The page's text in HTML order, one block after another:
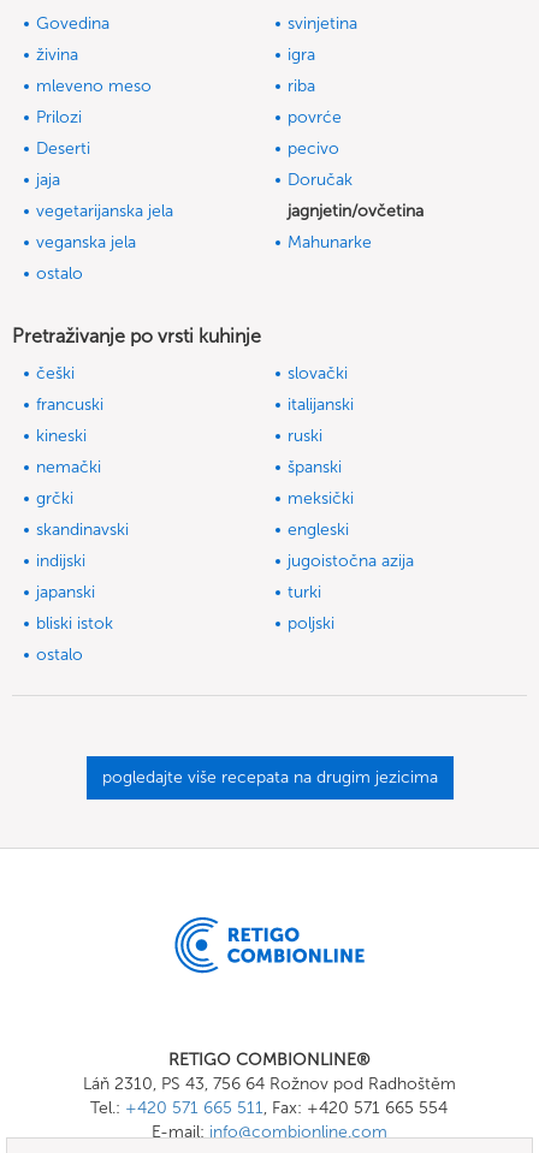
Govedina
svinjetina
živina
igra
mleveno meso
riba
Prilozi
povrće
Deserti
pecivo
jaja
Doručak
vegetarijanska jela
jagnjetin/ovčetina
veganska jela
Mahunarke
ostalo
Pretraživanje po vrsti kuhinje
češki
slovački
francuski
italijanski
kineski
ruski
nemački
španski
grčki
meksički
skandinavski
engleski
indijski
jugoistočna azija
japanski
turki
bliski istok
poljski
ostalo
pogledajte više recepata na drugim jezicima
RETIGO COMBIONLINE®
Láň 2310, PS 43, 756 64 Rožnov pod Radhoštěm
Tel.: +420 571 665 511, Fax: +420 571 665 554
E-mail: info@combionline.com